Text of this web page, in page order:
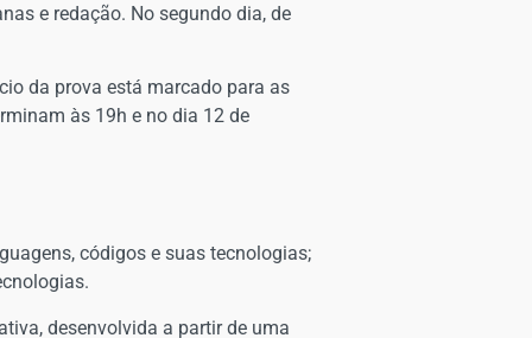
e redação. No segundo dia, de
da prova está marcado para as
às 19h e no dia 12 de
códigos e suas tecnologias;
desenvolvida a partir de uma